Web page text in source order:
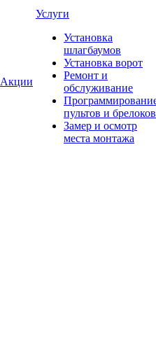
Акции
Услуги
Установка
шлагбаумов
Установка ворот
Ремонт и
обслуживание
пультов и брелоков
Замер и осмотр
места монтажа